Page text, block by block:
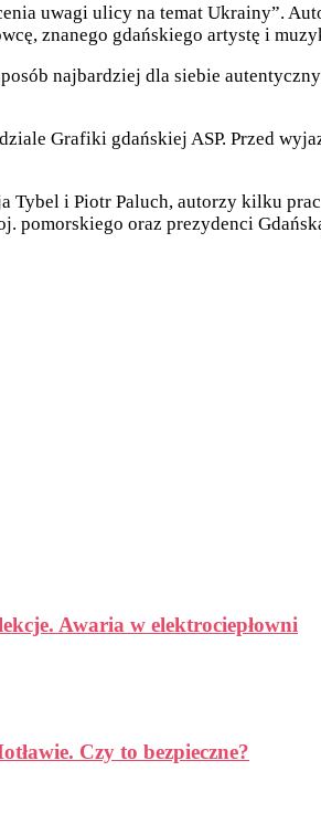
uwagi ulicy na temat Ukrainy”.
znanego gdańskiego artystę i
najbardziej dla siebie
Grafiki gdańskiej ASP. Przed
Tybel i Piotr Paluch, autorzy kilku
pomorskiego oraz prezydenci
Awaria w elektrociepłowni
Czy to bezpieczne?